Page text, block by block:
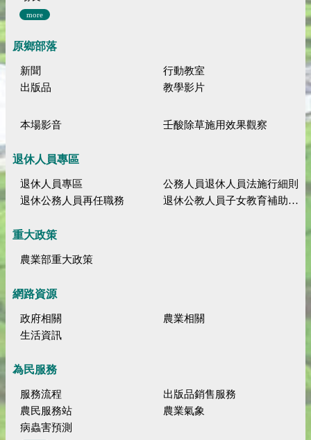
more
原鄉部落
新聞
行動教室
出版品
教學影片
本場影音 壬酸除草施用效果觀察
退休人員專區
退休人員專區
公務人員退休人員法施行細則
退休公務人員再任職務
退休公教人員子女教育補助規定
重大政策
農業部重大政策
網路資源
政府相關
農業相關
生活資訊
為民服務
服務流程
出版品銷售服務
農民服務站
農業氣象
病蟲害預測